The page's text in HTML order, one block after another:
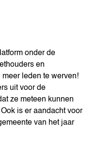
onder de
en
leden te werven!
uit voor de
ze meteen kunnen
is er aandacht voor
van het jaar